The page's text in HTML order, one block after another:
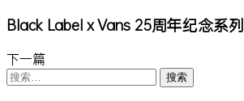
Black Label x Vans 25周年纪念系列
下一篇
搜
索：